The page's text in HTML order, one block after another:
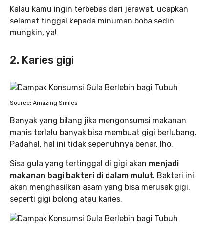
Kalau kamu ingin terbebas dari jerawat, ucapkan
selamat tinggal kepada minuman boba sedini
mungkin, ya!
2. Karies gigi
Source: Amazing Smiles
Banyak yang bilang jika mengonsumsi makanan
manis terlalu banyak bisa membuat gigi berlubang.
Padahal, hal ini tidak sepenuhnya benar, lho.
Sisa gula yang tertinggal di gigi akan menjadi
makanan bagi bakteri di dalam mulut. Bakteri ini
akan menghasilkan asam yang bisa merusak gigi,
seperti gigi bolong atau karies.